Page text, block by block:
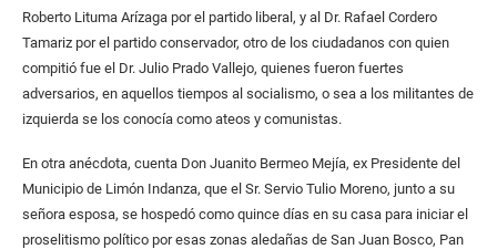
Roberto Lituma Arízaga por el partido liberal, y al Dr. Rafael Cordero
Tamariz por el partido conservador, otro de los ciudadanos con quien
compitió fue el Dr. Julio Prado Vallejo, quienes fueron fuertes
adversarios, en aquellos tiempos al socialismo, o sea a los militantes de
izquierda se los conocía como ateos y comunistas.
En otra anécdota, cuenta Don Juanito Bermeo Mejía, ex Presidente del
Municipio de Limón Indanza, que el Sr. Servio Tulio Moreno, junto a su
señora esposa, se hospedó como quince días en su casa para iniciar el
proselitismo político por esas zonas aledañas de San Juan Bosco, Pan